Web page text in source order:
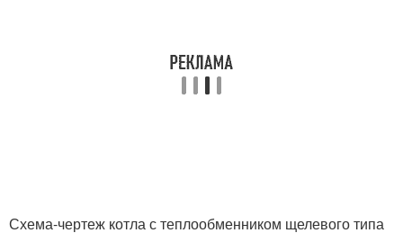
Схема-чертеж котла с теплообменником щелевого типа